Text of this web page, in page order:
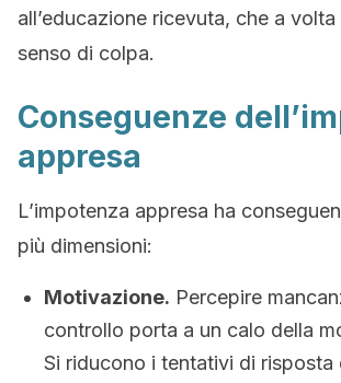
all’educazione ricevuta, che a
senso di colpa.
Conseguenze
appresa
L’impotenza appresa ha
più dimensioni:
Motivazione. Percepire
controllo porta a un calo della
Si riducono i tentativi di risposta